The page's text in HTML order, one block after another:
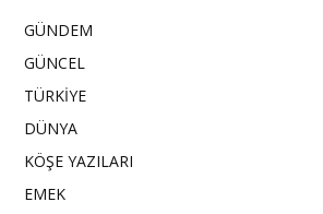
GÜNDEM
GÜNCEL
TÜRKİYE
DÜNYA
KÖŞE YAZILARI
EMEK